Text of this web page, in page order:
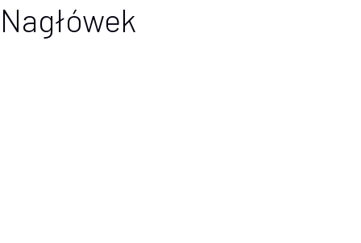
Nagłówek